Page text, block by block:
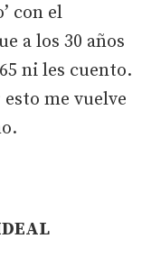
con el
a los 30 años
ni les cuento.
me vuelve